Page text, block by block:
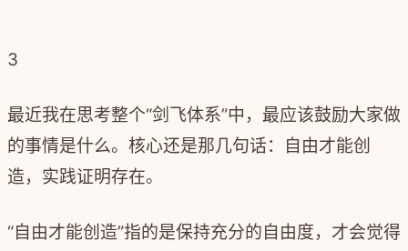
3
最近我在思考整个“剑飞体系”中，最应该鼓励大家做
的事情是什么。核心还是那几句话：
自由才能创
造，实践证明存在。
“自由才能创造”指的是保持充分的自由度，才会觉得